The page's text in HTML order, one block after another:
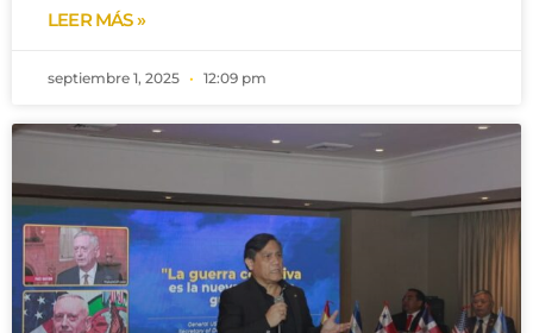
LEER MÁS »
septiembre 1, 2025 12:09 pm